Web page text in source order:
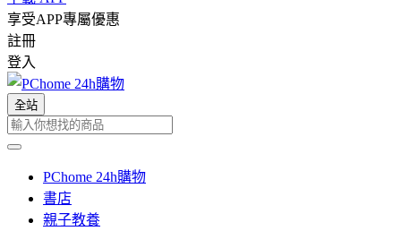
享受APP專屬優惠
註冊
登入
全站
PChome 24h購物
書店
親子教養